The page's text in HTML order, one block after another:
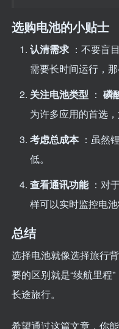
选购电池的小贴士
认清需求 ：不要盲
需要长时间运行，
关注电池类型 ： 磷
为许多应用的首选
考虑总成本 ：虽然
低。
查看通讯功能 ：对
样可以实时监控电池
总结
选择电池就像选择旅行
要的区别就是“续航里程
长途旅行。
希望通过这篇文章，你